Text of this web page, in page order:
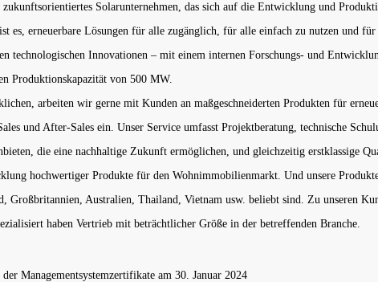
Solarunternehmen, das sich auf die Entwicklung und
es, erneuerbare Lösungen für alle zugänglich, für alle einfach zu nutzen und
technologischen Innovationen – mit einem internen Forschungs- und
Produktionskapazität von 500 MW.
arbeiten wir gerne mit Kunden an maßgeschneiderten Produkten für
und After-Sales ein. Unser Service umfasst Projektberatung, technische
die eine nachhaltige Zukunft ermöglichen, und gleichzeitig erstklassige
hochwertiger Produkte für den Wohnimmobilienmarkt. Und unsere
Großbritannien, Australien, Thailand, Vietnam usw. beliebt sind. Zu unseren
haben Vertrieb mit beträchtlicher Größe in der betreffenden Branche.
Managementsystemzertifikate am 30. Januar 2024